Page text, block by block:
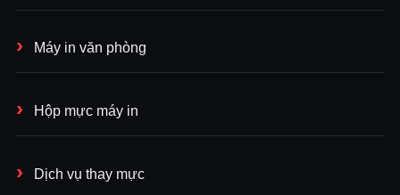
Máy in văn phòng
Hộp mực máy in
Dịch vụ thay mực